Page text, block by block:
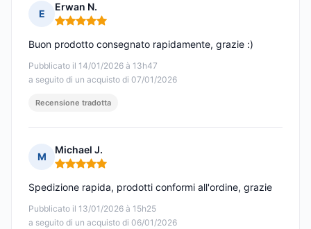
E
Erwan N.
Nota: 5 su 5
Pubblicato il 14/01/2026 à 13h47
a seguito di un acquisto di 07/01/2026
Buon prodotto consegnato rapidamente, grazie :)
Recensione tradotta
M
Michael J.
Nota: 5 su 5
Pubblicato il 13/01/2026 à 15h25
a seguito di un acquisto di 06/01/2026
Spedizione rapida, prodotti conformi all'ordine, grazie